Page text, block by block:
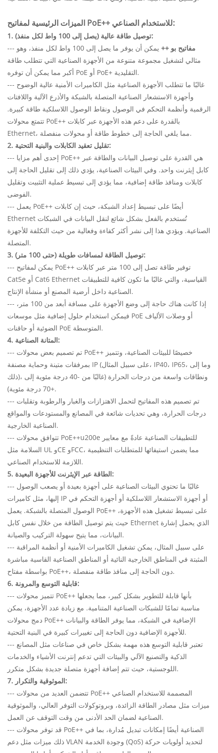
الميزات الرئيسية لمفاتيح PoE++ للاستخدام الصناعي:
1. توصيل طاقة عالية (يصل إلى 100 واط لكل منفذ):
---
مفاتيح بو ++
يمكن أن يوفر ما يصل إلى 100 واط لكل منفذ، وهو
مثالي لتشغيل مجموعة متنوعة من الأجهزة الصناعية التي تتطلب طاقة
أكبر مما يمكن أن توفره PoE أو PoE+ التقليدية.
--- غالبًا ما تتطلب الأجهزة الصناعية مثل الكاميرات الأمنية عالية الوضوح
وأجهزة الاستشعار الصناعية المتصلة بالشبكة والأذرع الآلية واللافتات
الرقمية وأنظمة التحكم في الوصول ونقاط الوصول اللاسلكية طاقة كبيرة.
تتمتع محولات PoE++ بالقدرة على دعم هذه الأجهزة عبر كابلات
Ethernet، مما يلغي الحاجة إلى خطوط طاقة أو محولات منفصلة.
2. تقليل تعقيد الكابلات والبنية التحتية:
--- إحدى أهم مزايا PoE++ هي القدرة على توصيل البيانات والطاقة عبر
كابل إيثرنت واحد. وفي البيئات الصناعية، يؤدي ذلك إلى تقليل الحاجة إلى
كابلات ومنافذ طاقة إضافية، مما يؤدي إلى تبسيط عملية التثبيت وتقليل
الفوضى.
--- يعمل PoE++ أيضًا على تبسيط إعداد الشبكة، حيث إن كابلات
Ethernet تُستخدم بالفعل بشكل شائع لنقل البيانات في الشبكات
الصناعية. ويؤدي هذا إلى نشر أكثر كفاءة وفعالية من حيث التكلفة للأجهزة
المتصلة.
3. توصيل الطاقة لمسافات طويلة (حتى 100 متر):
--- يمكن لمفاتيح PoE++ توفير طاقة تصل إلى 100 متر عبر كابلات
Cat5e أو Cat6 Ethernet القياسية، والتي غالبًا ما تكون كافية للتطبيقات
الصناعية داخل أرضية المصنع أو منشأة الإنتاج.
--- إذا كانت هناك حاجة إلى وضع الأجهزة على مسافة أبعد من 100 متر،
فيمكن استخدام حلول إضافية مثل موسعات PoE أو وصلات الألياف
الضوئية أو حاقنات PoE المتوسطة.
4. المتانة الصناعية:
--- تم تصميم بعض محولات PoE++ خصيصًا للبيئات الصناعية، وتتميز
بمرفقات متينة وحماية مصنفة IP (على سبيل المثال، IP40، IP65، وما إلى
ذلك)، ونطاقات واسعة من درجات الحرارة (غالبًا من -40 درجة مئوية إلى
+70 درجة مئوية).
--- تم تصميم هذه المفاتيح لتحمل الاهتزازات والغبار والرطوبة وتقلبات
درجات الحرارة، وهي تحديات شائعة في المصانع والمستودعات والمواقع
الصناعية الخارجية.
--- تتوافق محولات PoE++u200e للتطبيقات الصناعية عادةً مع معايير
السلامة مثل UL وCE وFCC، مما يضمن استيفائها للمتطلبات التنظيمية
اللازمة للاستخدام الصناعي.
5. الطاقة عبر الإيثرنت للأجهزة البعيدة:
--- غالبًا ما تحتوي البيئات الصناعية على أجهزة بعيدة أو يصعب الوصول
إليها، مثل كاميرات IP أو أجهزة الاستشعار اللاسلكية أو أجهزة التحكم في
الوصول المتصلة بالشبكة. يعمل PoE++ على تبسيط تشغيل هذه الأجهزة،
حيث يتم توصيل الطاقة من خلال نفس كابل Ethernet الذي يحمل إشارة
البيانات، مما يتيح سهولة التركيب والصيانة.
--- على سبيل المثال، يمكن تشغيل الكاميرات الأمنية أو أنظمة المراقبة
المثبتة في المناطق الخارجية النائية أو المناطق الصناعية القاسية مباشرة
بواسطة مفتاح PoE++، دون الحاجة إلى منافذ طاقة منفصلة.
6. قابلية التوسع والمرونة:
--- تتميز محولات PoE++ بأنها قابلة للتطوير بشكل كبير، مما يجعلها
مناسبة تمامًا للشبكات الصناعية المتنامية. مع زيادة عدد الأجهزة، يمكن
دمج محولات PoE++ الإضافية في الشبكة، مما يوفر الطاقة والبيانات
للأجهزة الإضافية دون الحاجة إلى تغييرات كبيرة في البنية التحتية.
--- تعتبر قابلية التوسع هذه مهمة بشكل خاص في صناعات مثل المصانع
الذكية والتصنيع الآلي والبيئات التي تدعم إنترنت الأشياء والخدمات
اللوجستية، حيث تتم إضافة أجهزة متصلة جديدة بشكل متكرر.
7. الموثوقية والتكرار:
--- تتضمن العديد من محولات PoE++ المصممة للاستخدام الصناعي
ميزات مثل مصادر الطاقة الزائدة، وبروتوكولات التوفر العالي، والموثوقية
الصناعية لضمان الحد الأدنى من وقت التوقف عن العمل.
--- قد توفر محولات PoE++ الصناعية أيضًا إمكانات تبديل مُدارة، بما في
ذلك ميزات مثل دعم VLAN وجودة الخدمة (QoS) لتحديد أولويات حركة